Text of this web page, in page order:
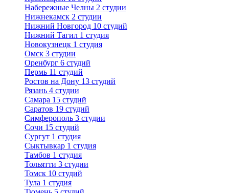
Набережные Челны 2 студии
Нижнекамск 2 студии
Нижний Новгород 10 студий
Нижний Тагил 1 студия
Новокузнецк 1 студия
Омск 3 студии
Оренбург 6 студий
Пермь 11 студий
Ростов на Дону 13 студий
Рязань 4 студии
Самара 15 студий
Саратов 19 студий
Симферополь 3 студии
Сочи 15 студий
Сургут 1 студия
Сыктывкар 1 студия
Тамбов 1 студия
Тольятти 3 студии
Томск 10 студий
Тула 1 студия